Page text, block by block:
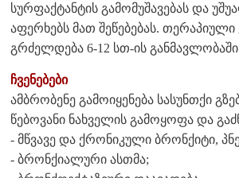
სურფაქტანტის გამომუშავებას და
აფერხებს მათ შეწებებას.
გრძელდება 6-12 სთ-ის
ჩვენებები
ამბრობენე გამოიყენება სასუნთქი
წებოვანი ნახველის გამოყოფა და
- მწვავე და ქრონიკული ბრონქიტი,
- ბრონქიალური ასთმა;